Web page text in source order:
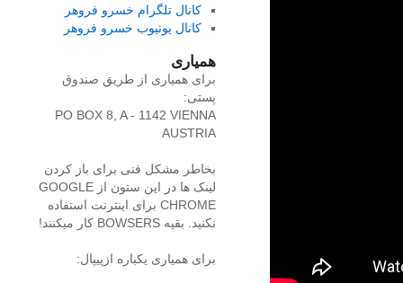
کانال تلگرام خسرو فروهر
کانال یوتیوب خسرو فروهر
همیاری
برای همیاری از طریق صندوق
پستی:
PO BOX 8, A - 1142 VIENNA
AUSTRIA
بخاطر مشکل فنی برای باز کردن
لینک ها در این ستون از GOOGLE
CHROME برای اینترنت استفاده
نکنید. بقیه BOWSERS کار میکنند!
برای همیاری یکباره ازپیپال: